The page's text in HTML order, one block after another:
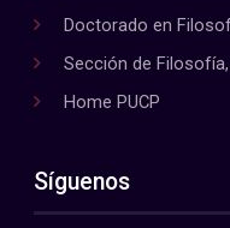
Doctorado en
Sección de
Home PUCP
Síguenos